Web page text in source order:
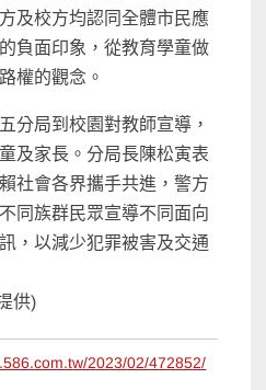
及校方均認同全體市民應
負面印象，從教育學童做
權的觀念。
分局到校園對教師宣導，
及家長。分局長陳松寅表
社會各界攜手共進，警方
同族群民眾宣導不同面向
，以減少犯罪被害及交通
供)
2023/02/472852/